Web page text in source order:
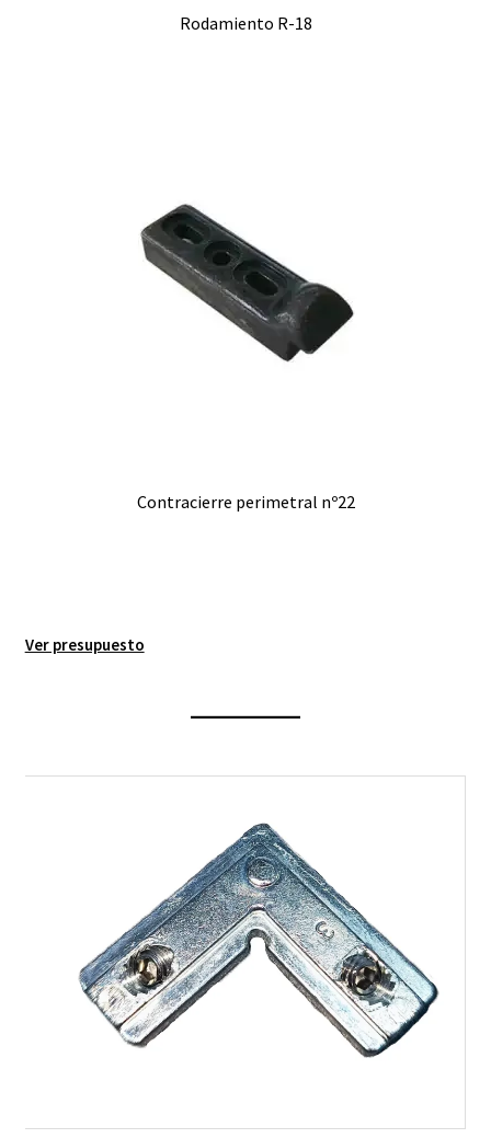
Rodamiento R-18
Contracierre perimetral nº22
Ver presupuesto